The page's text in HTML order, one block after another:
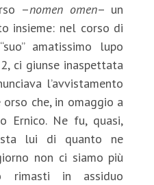
–nomen omen– un
insieme: nel corso di
amatissimo lupo
ci giunse inaspettata
l’avvistamento
che, in omaggio a
Ernico. Ne fu, quasi,
lui di quanto ne
non ci siamo più
rimasti in assiduo